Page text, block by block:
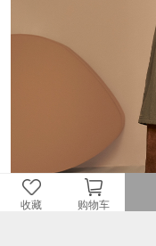
收藏 购物车